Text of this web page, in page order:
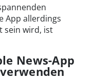
App allerdings
sein wird, ist
News-App